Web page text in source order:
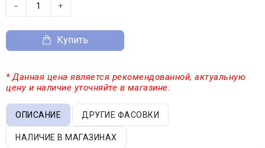
− +
Купить
* Данная цена является рекомендованной, актуальную
цену и наличие уточняйте в магазине.
ОПИСАНИЕ ДРУГИЕ ФАСОВКИ
НАЛИЧИЕ В МАГАЗИНАХ